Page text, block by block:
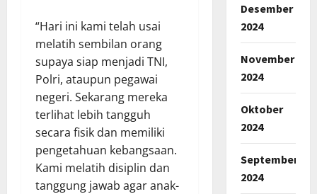
“Hari ini kami telah usai
melatih sembilan orang
supaya siap menjadi TNI,
Polri, ataupun pegawai
negeri. Sekarang mereka
terlihat lebih tangguh
secara fisik dan memiliki
pengetahuan kebangsaan.
Kami melatih disiplin dan
tanggung jawab agar anak-
Desember
2024
November
2024
Oktober
2024
September
2024